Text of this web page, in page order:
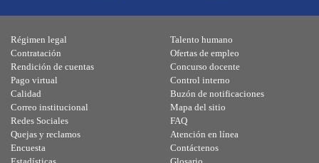
Régimen legal
Contratación
Rendición de cuentas
Pago virtual
Calidad
Talento humano
Ofertas de empleo
Concurso docente
Control interno
Buzón de notificaciones
Correo institucional
Redes Sociales
Quejas y reclamos
Encuesta
Mapa del sitio
FAQ
Atención en línea
Contáctenos